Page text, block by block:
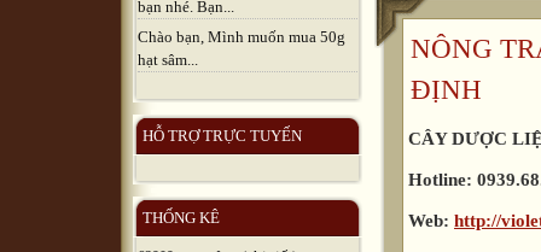
bạn nhé. Bạn...
Chào bạn, Mình muốn mua 50g
hạt sâm...
HỖ TRỢ TRỰC TUYẾN
THỐNG KÊ
NÔNG
ĐỊNH
CÂY DƯỢC
Hotline:
Web: http://